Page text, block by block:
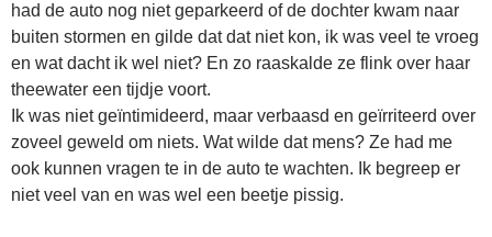
had de auto nog niet geparkeerd of de dochter kwam naar
buiten stormen en gilde dat dat niet kon, ik was veel te vroeg
en wat dacht ik wel niet? En zo raaskalde ze flink over haar
theewater een tijdje voort.
Ik was niet geïntimideerd, maar verbaasd en geïrriteerd over
zoveel geweld om niets. Wat wilde dat mens? Ze had me
ook kunnen vragen te in de auto te wachten. Ik begreep er
niet veel van en was wel een beetje pissig.